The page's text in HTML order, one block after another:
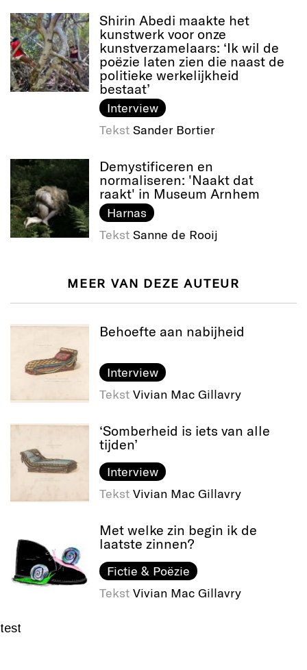
Shirin Abedi maakte het
kunstwerk voor onze
kunstverzamelaars: ‘Ik wil de
poëzie laten zien die naast de
politieke werkelijkheid
bestaat’
Interview
Tekst Sander Bortier
Demystificeren en
normaliseren: 'Naakt dat
raakt' in Museum Arnhem
Harnas
Tekst Sanne de Rooij
MEER VAN DEZE AUTEUR
Behoefte aan nabijheid
Interview
Tekst Vivian Mac Gillavry
‘Somberheid is iets van alle
tijden’
Interview
Tekst Vivian Mac Gillavry
Met welke zin begin ik de
laatste zinnen?
Fictie & Poëzie
Tekst Vivian Mac Gillavry
test